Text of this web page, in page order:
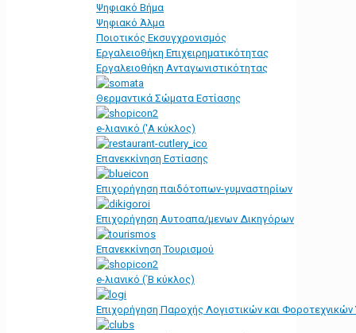
Ψηφιακό Βήμα
Ψηφιακό Άλμα
Ποιοτικός Εκσυγχρονισμός
Εργαλειοθήκη Eπιχειρηματικότητας
Εργαλειοθήκη Ανταγωνιστικότητας
Θερμαντικά Σώματα Εστίασης
e-λιανικό ('Α κύκλος)
Επανεκκίνηση Εστίασης
Επιχορήγηση παιδότοπων-γυμναστηρίων
Επιχορήγηση Αυτοαπα/μενων Δικηγόρων
Επανεκκίνηση Τουρισμού
e-λιανικό (΄Β κύκλος)
Επιχορήγηση Παροχής Λογιστικών και